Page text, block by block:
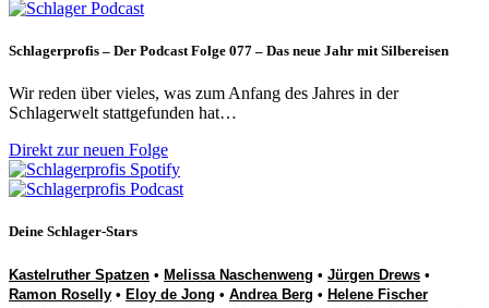
Schlagerprofis – Der Podcast Folge 077 – Das neue Jahr mit Silbereisen
Wir reden über vieles, was zum Anfang des Jahres in der
Schlagerwelt stattgefunden hat…
Direkt zur neuen Folge
Deine Schlager-Stars
Kastelruther Spatzen • Melissa Naschenweng • Jürgen Drews •
Ramon Roselly • Eloy de Jong • Andrea Berg • Helene Fischer